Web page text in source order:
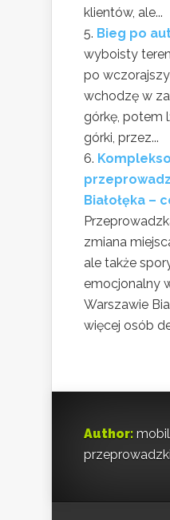
klientów, ale...
Bieg po
wyboisty
po
wchodzę w
górkę, potem
górki, przez...
Białołęka –
zmiana
ale także
emocjonalny
Warszawie
więcej osób
Author: